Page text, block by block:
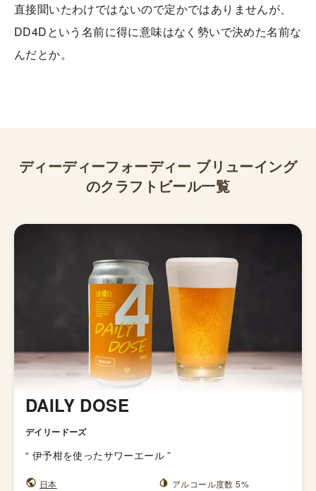
直接聞いたわけではないので定かではありませんが、
DD4Dという名前に得に意味はなく勢いで決めた名前な
んだとか。
ディーディーフォーディー ブリューイング
のクラフトビール一覧
DAILY DOSE
デイリードーズ
“ 伊予柑を使ったサワーエール ”
日本
アルコール度数 5%